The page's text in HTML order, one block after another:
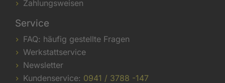
Zahlungsweisen
Service
FAQ: häufig gestellte Fragen
Werkstattservice
Newsletter
Kundenservice: 0941 / 3788 -147